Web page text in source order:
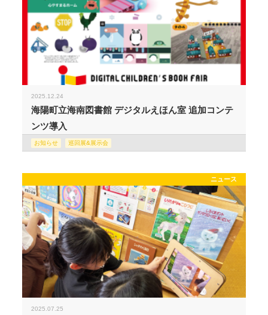
2025.12.24
海陽町立海南図書館 デジタルえほん室 追加コンテ
ンツ導入
お知らせ 巡回展&展示会
ニュース
2025.07.25